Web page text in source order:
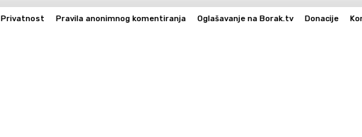
Privatnost Pravila anonimnog komentiranja Oglašavanje na Borak.tv Donacije